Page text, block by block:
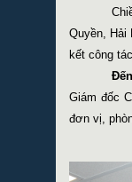
Quyền, Hải
kết công
Giám đốc
đơn vị,